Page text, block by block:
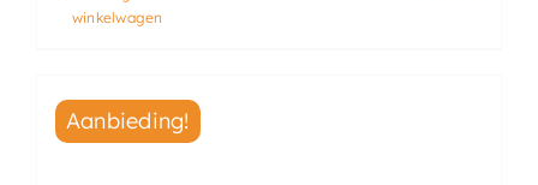
winkelwagen
Aanbieding!